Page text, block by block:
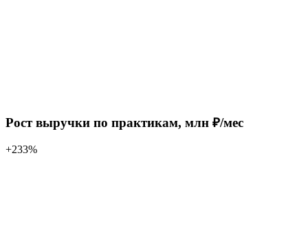
Рост выручки по практикам, млн ₽/мес
+233%